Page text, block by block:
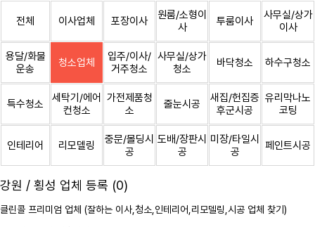
전체 이사업체 포장이사
원룸/소형이
사
투룸이사
사무실/상가
이사
용달/화물
운송
청소업체
입주/이사/
거주청소
사무실/상가
청소
바닥청소 하수구청소
특수청소
세탁기/에어
컨청소
가전제품청
소
줄눈시공
새집/헌집증
후군시공
유리막나노
코팅
인테리어 리모델링
중문/몰딩시
공
도배/장판시
공
미장/타일시
공
페인트시공
강원 / 횡성 업체 등록 (0)
클린콜 프리미엄 업체 (잘하는 이사, 청소 ,인테리어,리모델링,시공 업체 찾기)